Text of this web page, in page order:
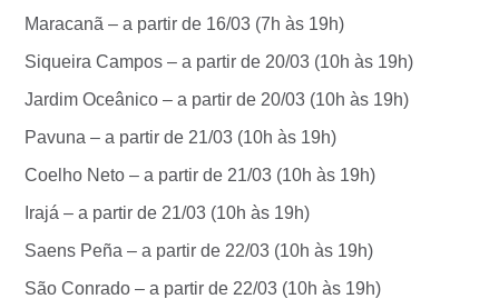
Maracanã – a partir de 16/03 (7h às 19h)
Siqueira Campos – a partir de 20/03 (10h às 19h)
Jardim Oceânico – a partir de 20/03 (10h às 19h)
Pavuna – a partir de 21/03 (10h às 19h)
Coelho Neto – a partir de 21/03 (10h às 19h)
Irajá – a partir de 21/03 (10h às 19h)
Saens Peña – a partir de 22/03 (10h às 19h)
São Conrado – a partir de 22/03 (10h às 19h)